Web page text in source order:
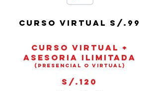
Curso Virtual S/.99
Curso Virtual +
Asesoria Ilimitada
(presencial o virtual)
S/.120